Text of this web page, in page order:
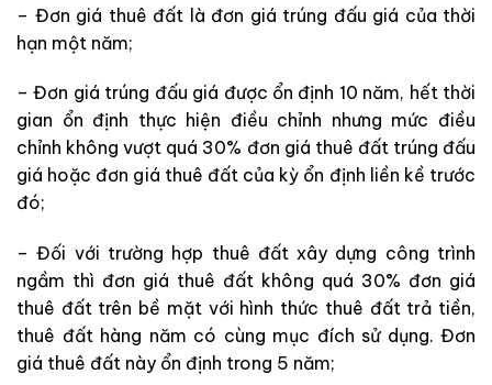
– Đơn giá thuê đất là đơn giá trúng đấu giá của thời
hạn một năm;
– Đơn giá trúng đấu giá được ổn định 10 năm, hết thời
gian ổn định thực hiện điều chỉnh nhưng mức điều
chỉnh không vượt quá 30% đơn giá thuê đất trúng đấu
giá hoặc đơn giá thuê đất của kỳ ổn định liền kề trước
đó;
– Đối với trường hợp thuê đất xây dựng công trình
ngầm thì đơn giá thuê đất không quá 30% đơn giá
thuê đất trên bề mặt với hình thức thuê đất trả tiền,
thuê đất hàng năm có cùng mục đích sử dụng. Đơn
giá thuê đất này ổn định trong 5 năm;